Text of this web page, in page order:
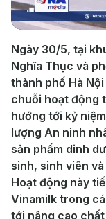
Ngày 30/5, tại
Nghĩa Thục và
thành phố Hà
chuỗi hoạt động
hướng tới kỷ
lượng An ninh
sản phẩm dinh
sinh, sinh viên
Hoạt động này
Vinamilk trong
tới nâng cao